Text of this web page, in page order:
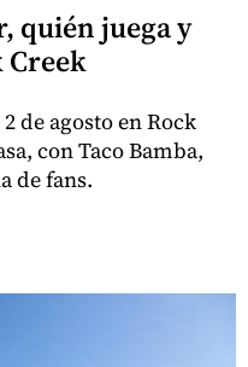
quién juega y
Creek
de agosto en Rock
con Taco Bamba,
de fans.